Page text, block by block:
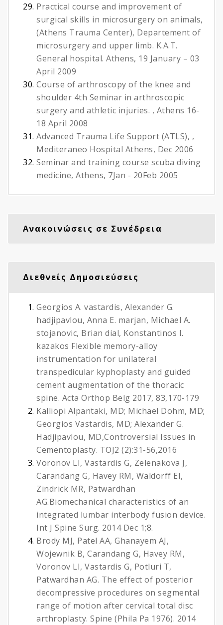
Practical course and improvement of
surgical skills in microsurgery on animals,
(Athens Trauma Center), Departement of
microsurgery and upper limb. Κ.Α.Τ.
General hospital. Athens, 19 January – 03
April 2009
Course of arthroscopy of the knee and
shoulder 4th Seminar in arthroscopic
surgery and athletic injuries. , Athens 16-
18 April 2008
Advanced Trauma Life Support (ATLS), ,
Mediteraneo Hospital Athens, Dec 2006
Seminar and training course scuba diving
medicine, Athens, 7Jan - 20Feb 2005
Ανακοινώσεις σε Συνέδρεια
Διεθνείς Δημοσιεύσεις
Georgios A. vastardis, Alexander G.
hadjipavlou, Anna E. marjan, Michael A.
stojanovic, Brian dial, Konstantinos I.
kazakos Flexible memory-alloy
instrumentation for unilateral
transpedicular kyphoplasty and guided
cement augmentation of the thoracic
spine. Acta Orthop Belg 2017, 83,170-179
Kalliopi Alpantaki, MD; Michael Dohm, MD;
Georgios Vastardis, MD; Alexander G.
Hadjipavlou, MD,Controversial Issues in
Cementoplasty. TOJ2 (2):31-56,2016
Voronov LI, Vastardis G, Zelenakova J,
Carandang G, Havey RM, Waldorff EI,
Zindrick MR, Patwardhan
AG.Biomechanical characteristics of an
integrated lumbar interbody fusion device.
Int J Spine Surg. 2014 Dec 1;8.
Brody MJ, Patel AA, Ghanayem AJ,
Wojewnik B, Carandang G, Havey RM,
Voronov LI, Vastardis G, Potluri T,
Patwardhan AG. The effect of posterior
decompressive procedures on segmental
range of motion after cervical total disc
arthroplasty. Spine (Phila Pa 1976). 2014